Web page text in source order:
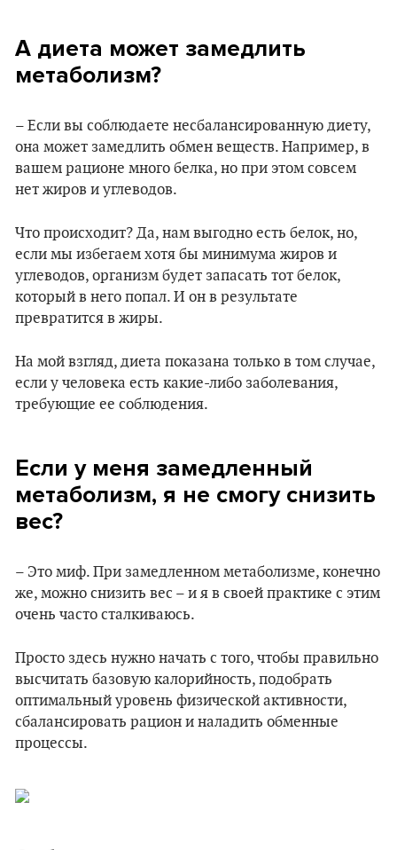
А диета может замедлить
метаболизм?
– Если вы соблюдаете несбалансированную диету,
она может замедлить обмен веществ. Например, в
вашем рационе много белка, но при этом совсем
нет жиров и углеводов.
Что происходит? Да, нам выгодно есть белок, но,
если мы избегаем хотя бы минимума жиров и
углеводов, организм будет запасать тот белок,
который в него попал. И он в результате
превратится в жиры.
На мой взгляд, диета показана только в том случае,
если у человека есть какие-либо заболевания,
требующие ее соблюдения.
Если у меня замедленный
метаболизм, я не смогу снизить
вес?
– Это миф. При замедленном метаболизме, конечно
же, можно снизить вес – и я в своей практике с этим
очень часто сталкиваюсь.
Просто здесь нужно начать с того, чтобы правильно
высчитать базовую калорийность, подобрать
оптимальный уровень физической активности,
сбалансировать рацион и наладить обменные
процессы.